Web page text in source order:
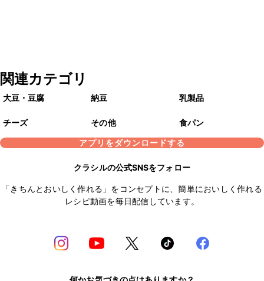
関連カテゴリ
大豆・豆腐 納豆 乳製品
チーズ その他
食パン
アプリをダウンロードする
クラシルの公式SNSをフォロー
「きちんとおいしく作れる」をコンセプトに、簡単においしく作れる
レシピ動画を毎日配信しています。